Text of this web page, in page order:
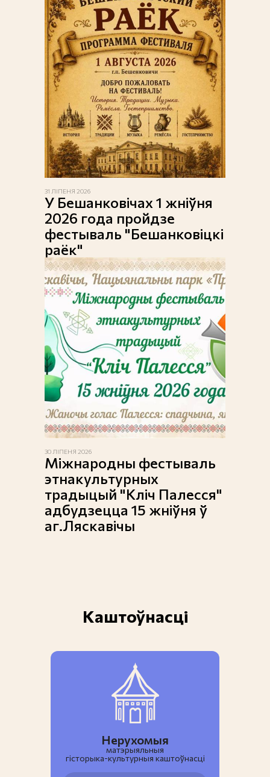
31 ЛІПЕНЯ 2026
У Бешанковічах 1 жніўня
2026 года пройдзе
фестываль "Бешанковіцкі
раёк"
30 ЛІПЕНЯ 2026
Міжнародны фестываль
этнакультурных
традыцый "Кліч Палесся"
адбудзецца 15 жніўня ў
аг.Ляскавічы
Каштоўнасці
Нерухомыя
матэрыяльныя
гiсторыка-культурныя каштоўнасці